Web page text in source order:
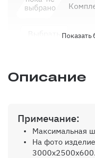
Цвет
Фасад
Показать
Описание
Примечание:
Максимальная
На фото
3000х2500х600.